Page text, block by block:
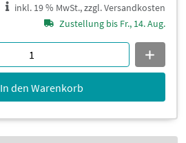
inkl. 19 % MwSt., zzgl. Versandkosten
Zustellung bis Fr., 14. Aug.
In den Warenkorb